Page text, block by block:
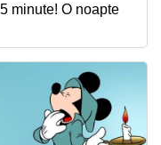
minute! O noapte